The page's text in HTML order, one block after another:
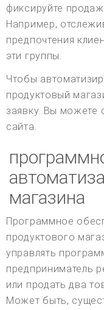
фиксируйте
Например,
предпочтения
эти группы.
Чтобы
продуктовый
заявку. Вы можете
сайта.
магазина
Программное
продуктового
управлять
предприниматель
или продать два
Может быть,